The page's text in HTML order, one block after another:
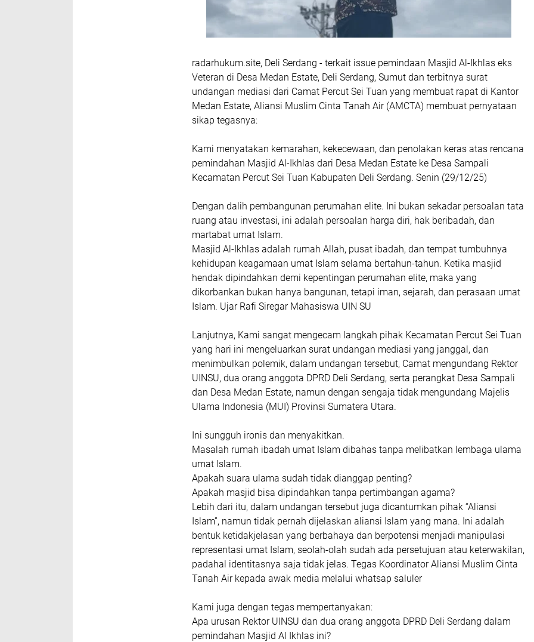
radarhukum.site, Deli Serdang - terkait issue pemindaan Masjid Al-Ikhlas eks
Veteran di Desa Medan Estate, Deli Serdang, Sumut dan terbitnya surat
undangan mediasi dari Camat Percut Sei Tuan yang membuat rapat di Kantor
Medan Estate, Aliansi Muslim Cinta Tanah Air (AMCTA) membuat pernyataan
sikap tegasnya:
Kami menyatakan kemarahan, kekecewaan, dan penolakan keras atas rencana
pemindahan Masjid Al-Ikhlas dari Desa Medan Estate ke Desa Sampali
Kecamatan Percut Sei Tuan Kabupaten Deli Serdang. Senin (29/12/25)
Dengan dalih pembangunan perumahan elite. Ini bukan sekadar persoalan tata
ruang atau investasi, ini adalah persoalan harga diri, hak beribadah, dan
martabat umat Islam.
Masjid Al-Ikhlas adalah rumah Allah, pusat ibadah, dan tempat tumbuhnya
kehidupan keagamaan umat Islam selama bertahun-tahun. Ketika masjid
hendak dipindahkan demi kepentingan perumahan elite, maka yang
dikorbankan bukan hanya bangunan, tetapi iman, sejarah, dan perasaan umat
Islam. Ujar Rafi Siregar Mahasiswa UIN SU
Lanjutnya, Kami sangat mengecam langkah pihak Kecamatan Percut Sei Tuan
yang hari ini mengeluarkan surat undangan mediasi yang janggal, dan
menimbulkan polemik, dalam undangan tersebut, Camat mengundang Rektor
UINSU, dua orang anggota DPRD Deli Serdang, serta perangkat Desa Sampali
dan Desa Medan Estate, namun dengan sengaja tidak mengundang Majelis
Ulama Indonesia (MUI) Provinsi Sumatera Utara.
Ini sungguh ironis dan menyakitkan.
Masalah rumah ibadah umat Islam dibahas tanpa melibatkan lembaga ulama
umat Islam.
Apakah suara ulama sudah tidak dianggap penting?
Apakah masjid bisa dipindahkan tanpa pertimbangan agama?
Lebih dari itu, dalam undangan tersebut juga dicantumkan pihak “Aliansi
Islam”, namun tidak pernah dijelaskan aliansi Islam yang mana. Ini adalah
bentuk ketidakjelasan yang berbahaya dan berpotensi menjadi manipulasi
representasi umat Islam, seolah-olah sudah ada persetujuan atau keterwakilan,
padahal identitasnya saja tidak jelas. Tegas Koordinator Aliansi Muslim Cinta
Tanah Air kepada awak media melalui whatsap saluler
Kami juga dengan tegas mempertanyakan:
Apa urusan Rektor UINSU dan dua orang anggota DPRD Deli Serdang dalam
pemindahan Masjid Al Ikhlas ini?